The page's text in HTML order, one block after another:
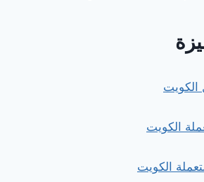
الكويت
الكويت